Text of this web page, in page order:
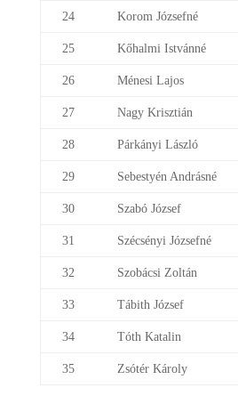
24 Korom Józsefné
25 Kőhalmi Istvánné
26 Ménesi Lajos
27 Nagy Krisztián
28 Párkányi László
29 Sebestyén Andrásné
30 Szabó József
31 Szécsényi Józsefné
32 Szobácsi Zoltán
33 Tábith József
34 Tóth Katalin
35 Zsótér Károly